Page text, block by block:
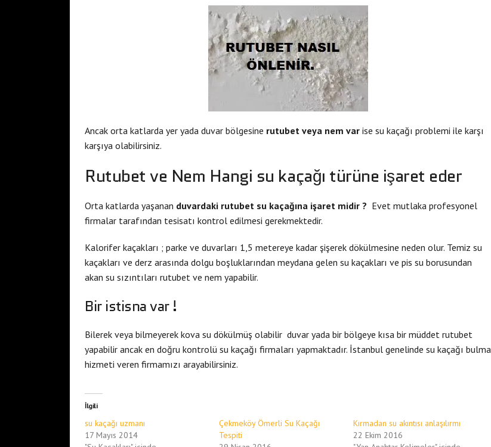
Ancak orta katlarda yer yada duvar bölgesine rutubet veya nem var ise su kaçağı problemi ile karşı
karşıya olabilirsiniz.
Rutubet ve Nem Hangi su kaçağı türüne işaret eder
Orta katlarda yaşanan duvardaki rutubet su kaçağına işaret midir ? Evet mutlaka profesyonel
firmalar tarafından tesisatı kontrol edilmesi gerekmektedir.
Kalorifer kaçakları ; parke ve duvarları 1,5 metereye kadar şişerek dökülmesine neden olur. Temiz su
kaçakları ve derz arasında dolgu boşluklarından meydana gelen su kaçakları ve pis su borusundan
akan su sızıntıları rutubet ve nem yapabilir.
Bir istisna var !
Bilerek veya bilmeyerek kova su dökülmüş olabilir duvar yada bir bölgeye kısa bir müddet rutubet
yapabilir ancak en doğru kontrolü su kaçağı firmaları yapmaktadır. İstanbul genelinde su kaçağı bulma
hizmeti veren firmamızı arayabilirsiniz.
İlgili
su kaçağı uzmanı
17 Mayıs 2014
Çekmeköy Ömerli Su Kaçağı
Tespiti
Kırmadan su akıntısı anlaşılırmı
22 Ekim 2016